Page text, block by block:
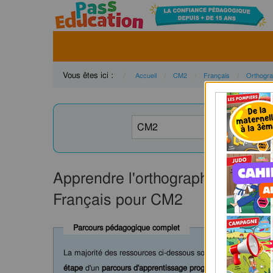
Vous êtes ici : Accueil CM2 Français
Apprendre l'orthographe des
Français pour CM2
Parcours pédagogique complet
La majorité des ressources ci-dessous sont intégrées dans
étape d'un parcours d'apprentissage progressif
comprenant